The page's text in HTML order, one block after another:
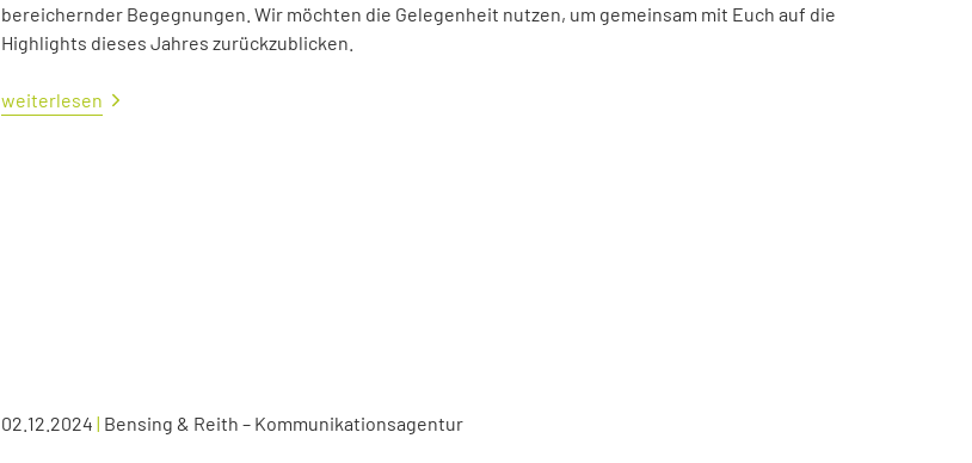
bereichernder Begegnungen. Wir möchten die Gelegenheit nutzen, um gemeinsam mit Euch auf die
Highlights dieses Jahres zurückzublicken.
weiterlesen
02.12.2024 | Bensing & Reith – Kommunikationsagentur